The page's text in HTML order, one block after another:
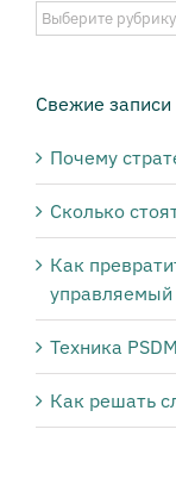
Выберите
публикации
тематики:
Свежие записи
Почему
Сколько
Как
управляемый
Техника
Как решать